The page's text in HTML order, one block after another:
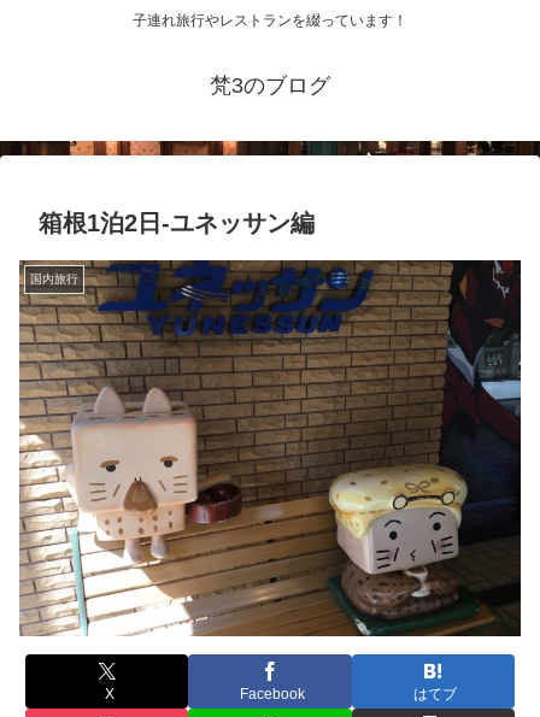
子連れ旅行やレストランを綴っています！
梵3のブログ
箱根1泊2日-ユネッサン編
国内旅行
X Facebook はてブ